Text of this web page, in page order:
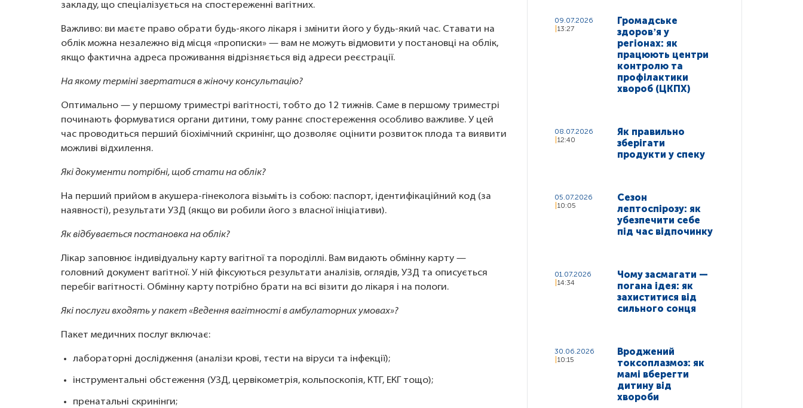
закладу, що спеціалізується на спостереженні вагітних.
Важливо: ви маєте право обрати будь-якого лікаря і змінити його у будь-який час. Ставати на
облік можна незалежно від місця «прописки» — вам не можуть відмовити у постановці на облік,
якщо фактична адреса проживання відрізняється від адреси реєстрації.
На якому терміні звертатися в жіночу консультацію?
Оптимально — у першому триместрі вагітності, тобто до 12 тижнів. Саме в першому триместрі
починають формуватися органи дитини, тому раннє спостереження особливо важливе. У цей
час проводиться перший біохімічний скринінг, що дозволяє оцінити розвиток плода та виявити
можливі відхилення.
Які документи потрібні, щоб стати на облік?
На перший прийом в акушера-гінеколога візьміть із собою: паспорт, ідентифікаційний код (за
наявності), результати УЗД (якщо ви робили його з власної ініціативи).
Як відбувається постановка на облік?
Лікар заповнює індивідуальну карту вагітної та породіллі. Вам видають обмінну карту —
головний документ вагітної. У ній фіксуються результати аналізів, оглядів, УЗД та описується
перебіг вагітності. Обмінну карту потрібно брати на всі візити до лікаря і на пологи.
Які послуги входять у пакет «Ведення вагітності в амбулаторних умовах»?
Пакет медичних послуг включає:
лабораторні дослідження (аналізи крові, тести на віруси та інфекції);
інструментальні обстеження (УЗД, цервікометрія, кольпоскопія, КТГ, ЕКГ тощо);
пренатальні скринінги;
09.07.2026
13:27
Громадське
здоровʼя у
регіонах: як
працюють центри
контролю та
профілактики
хвороб (ЦКПХ)
08.07.2026
12:40
Як правильно
зберігати
продукти у спеку
05.07.2026
10:05
Сезон
лептоспірозу: як
убезпечити себе
під час відпочинку
01.07.2026
14:34
Чому засмагати —
погана ідея: як
захиститися від
сильного сонця
30.06.2026
10:15
Вроджений
токсоплазмоз: як
мамі вберегти
дитину від
хвороби